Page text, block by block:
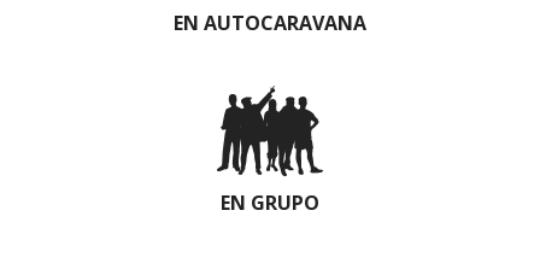
EN AUTOCARAVANA
EN GRUPO